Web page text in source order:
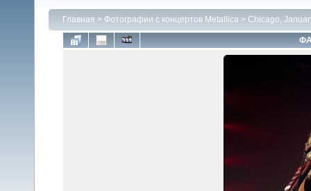
Главная > Фотографии с концертов Metallica > Chicago,